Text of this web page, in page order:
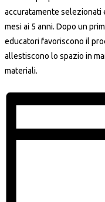
accuratamente selezionati
mesi ai 5 anni. Dopo un
educatori favoriscono il
allestiscono lo spazio in
materiali.